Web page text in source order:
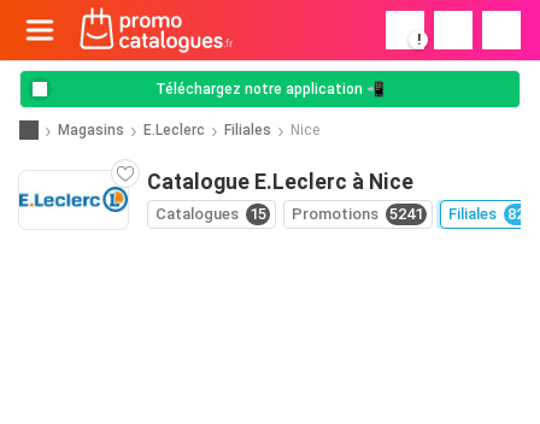
!
Téléchargez notre application 📲
Magasins E.Leclerc Filiales Nice
Catalogue E.Leclerc à Nice
Catalogues 15 Promotions 5241 Filiales 826